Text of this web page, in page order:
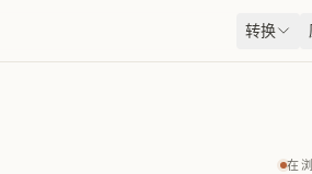
转换
在